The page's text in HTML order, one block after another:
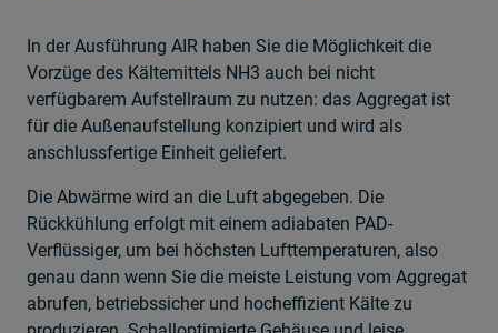
In der Ausführung AIR haben Sie die Möglichkeit die
Vorzüge des Kältemittels NH3 auch bei nicht
verfügbarem Aufstellraum zu nutzen: das Aggregat ist
für die Außenaufstellung konzipiert und wird als
anschlussfertige Einheit geliefert.
Die Abwärme wird an die Luft abgegeben. Die
Rückkühlung erfolgt mit einem adiabaten PAD-
Verflüssiger, um bei höchsten Lufttemperaturen, also
genau dann wenn Sie die meiste Leistung vom Aggregat
abrufen, betriebssicher und hocheffizient Kälte zu